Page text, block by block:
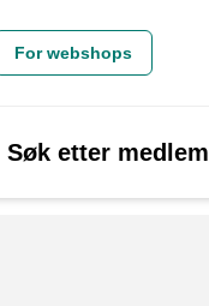
For webshops
Søk etter medlem